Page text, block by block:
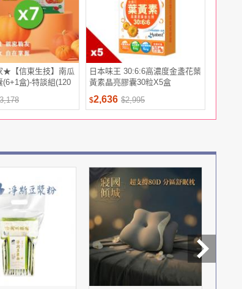
【信東生技】南瓜
(6+1盒)-特談組(120
日本味王 30:6:6高濃度金盞花葉
黃素晶亮膠囊30粒X5盒
$2,636 $2,995